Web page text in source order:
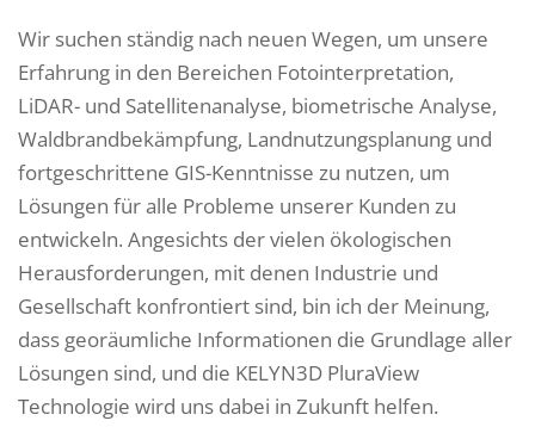
Wir suchen ständig nach neuen Wegen, um unsere
Erfahrung in den Bereichen Fotointerpretation,
LiDAR- und Satellitenanalyse, biometrische Analyse,
Waldbrandbekämpfung, Landnutzungsplanung und
fortgeschrittene GIS-Kenntnisse zu nutzen, um
Lösungen für alle Probleme unserer Kunden zu
entwickeln. Angesichts der vielen ökologischen
Herausforderungen, mit denen Industrie und
Gesellschaft konfrontiert sind, bin ich der Meinung,
dass georäumliche Informationen die Grundlage aller
Lösungen sind, und die KELYN3D PluraView
Technologie wird uns dabei in Zukunft helfen.